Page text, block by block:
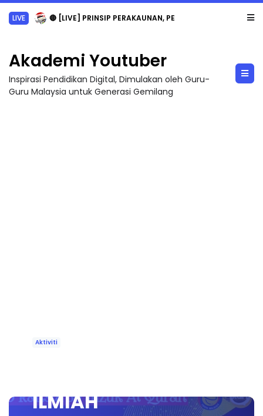
LIVE 🔴 [LIVE] PRINSIP PERAKAUNAN, PECUT SKOR SOALAN 1 TRIAL OLEH CIKGU WAN...
Akademi Youtuber
Inspirasi Pendidikan Digital, Dimulakan oleh Guru-
Guru Malaysia untuk Generasi Gemilang
Aktiviti
ILMIAH